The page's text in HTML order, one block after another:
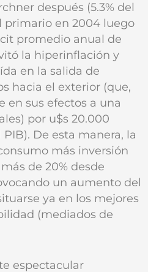
después (5.3% del
primario en 2004 luego
promedio anual de
la hiperinflación y
en la salida de
hacia el exterior (que,
en sus efectos a una
por u$s 20.000
De esta manera, la
más inversión
de 20% desde
un aumento del
ya en los mejores
(mediados de
espectacular